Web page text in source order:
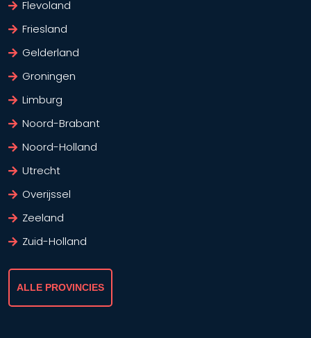
Flevoland
Friesland
Gelderland
Groningen
Limburg
Noord-Brabant
Noord-Holland
Utrecht
Overijssel
Zeeland
Zuid-Holland
ALLE PROVINCIES